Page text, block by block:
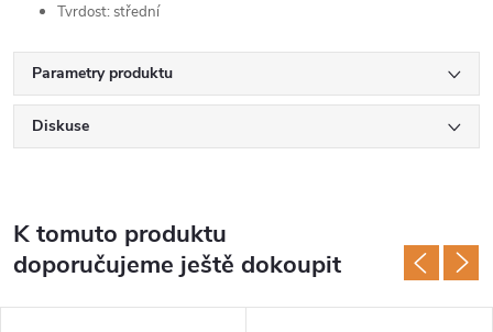
Tvrdost: střední
Parametry produktu
Diskuse
K tomuto produktu
doporučujeme ještě dokoupit